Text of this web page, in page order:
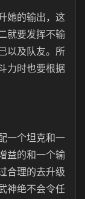
她的输出，这
就要发挥不输
以及队友。所
力时也要根据
一个坦克和一
益的和一个输
合理的去升级
神绝不会令任